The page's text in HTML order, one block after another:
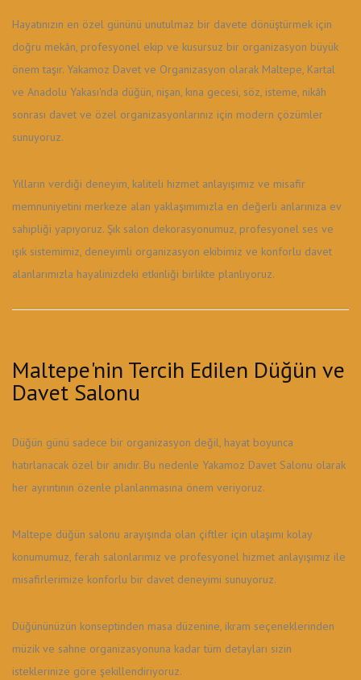
Hayatınızın en özel gününü unutulmaz bir davete dönüştürmek için
doğru mekân, profesyonel ekip ve kusursuz bir organizasyon büyük
önem taşır. Yakamoz Davet ve Organizasyon olarak Maltepe, Kartal
ve Anadolu Yakası'nda düğün, nişan, kına gecesi, söz, isteme, nikâh
sonrası davet ve özel organizasyonlarınız için modern çözümler
sunuyoruz.
Yılların verdiği deneyim, kaliteli hizmet anlayışımız ve misafir
memnuniyetini merkeze alan yaklaşımımızla en değerli anlarınıza ev
sahipliği yapıyoruz. Şık salon dekorasyonumuz, profesyonel ses ve
ışık sistemimiz, deneyimli organizasyon ekibimiz ve konforlu davet
alanlarımızla hayalinizdeki etkinliği birlikte planlıyoruz.
Maltepe'nin Tercih Edilen Düğün ve
Davet Salonu
Düğün günü sadece bir organizasyon değil, hayat boyunca
hatırlanacak özel bir anıdır. Bu nedenle Yakamoz Davet Salonu olarak
her ayrıntının özenle planlanmasına önem veriyoruz.
Maltepe düğün salonu arayışında olan çiftler için ulaşımı kolay
konumumuz, ferah salonlarımız ve profesyonel hizmet anlayışımız ile
misafirlerimize konforlu bir davet deneyimi sunuyoruz.
Düğününüzün konseptinden masa düzenine, ikram seçeneklerinden
müzik ve sahne organizasyonuna kadar tüm detayları sizin
isteklerinize göre şekillendiriyoruz.